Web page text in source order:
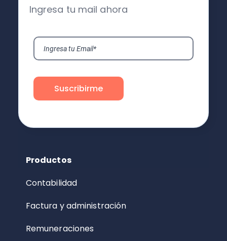
Ingresa tu mail ahora
Productos
Contabilidad
Factura y administración
Remuneraciones